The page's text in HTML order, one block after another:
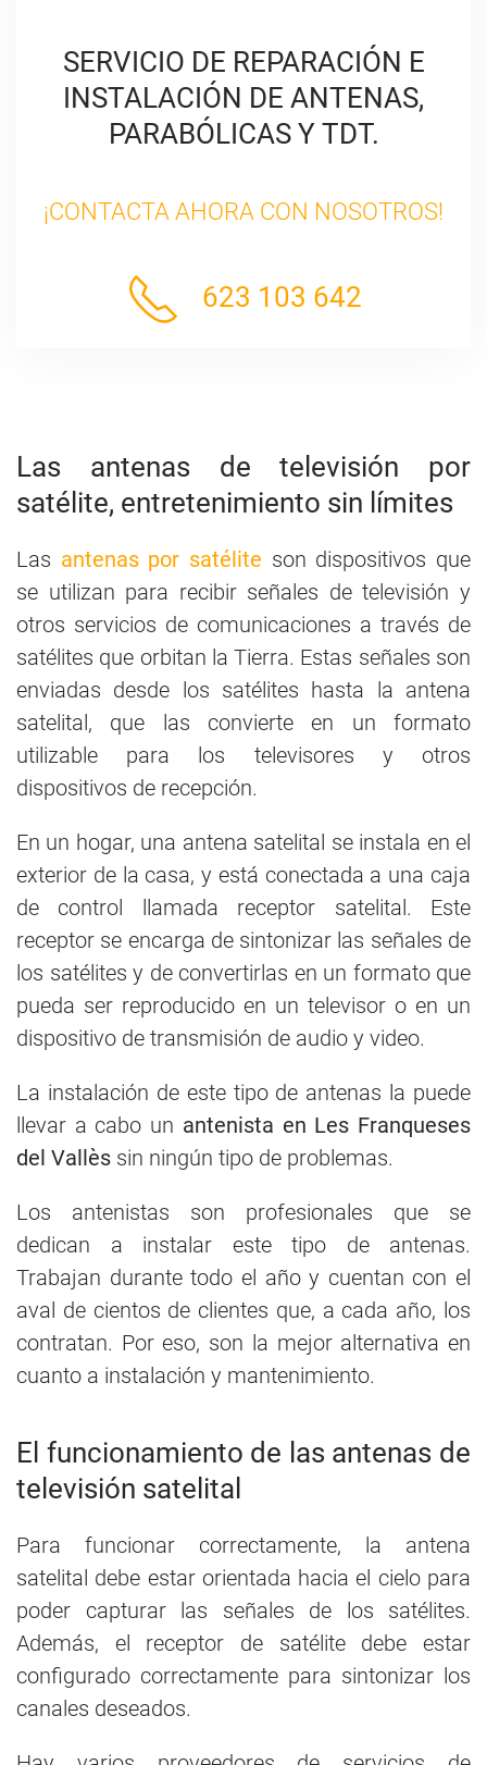
SERVICIO DE REPARACIÓN E
INSTALACIÓN DE ANTENAS,
PARABÓLICAS Y TDT.
¡CONTACTA AHORA CON NOSOTROS!
623 103 642
Las antenas de televisión por
satélite, entretenimiento sin límites
Las antenas por satélite son dispositivos que
se utilizan para recibir señales de televisión y
otros servicios de comunicaciones a través de
satélites que orbitan la Tierra. Estas señales son
enviadas desde los satélites hasta la antena
satelital, que las convierte en un formato
utilizable para los televisores y otros
dispositivos de recepción.
En un hogar, una antena satelital se instala en el
exterior de la casa, y está conectada a una caja
de control llamada receptor satelital. Este
receptor se encarga de sintonizar las señales de
los satélites y de convertirlas en un formato que
pueda ser reproducido en un televisor o en un
dispositivo de transmisión de audio y video.
La instalación de este tipo de antenas la puede
llevar a cabo un antenista en Les Franqueses
del Vallès sin ningún tipo de problemas.
Los antenistas son profesionales que se
dedican a instalar este tipo de antenas.
Trabajan durante todo el año y cuentan con el
aval de cientos de clientes que, a cada año, los
contratan. Por eso, son la mejor alternativa en
cuanto a instalación y mantenimiento.
El funcionamiento de las antenas de
televisión satelital
Para funcionar correctamente, la antena
satelital debe estar orientada hacia el cielo para
poder capturar las señales de los satélites.
Además, el receptor de satélite debe estar
configurado correctamente para sintonizar los
canales deseados.